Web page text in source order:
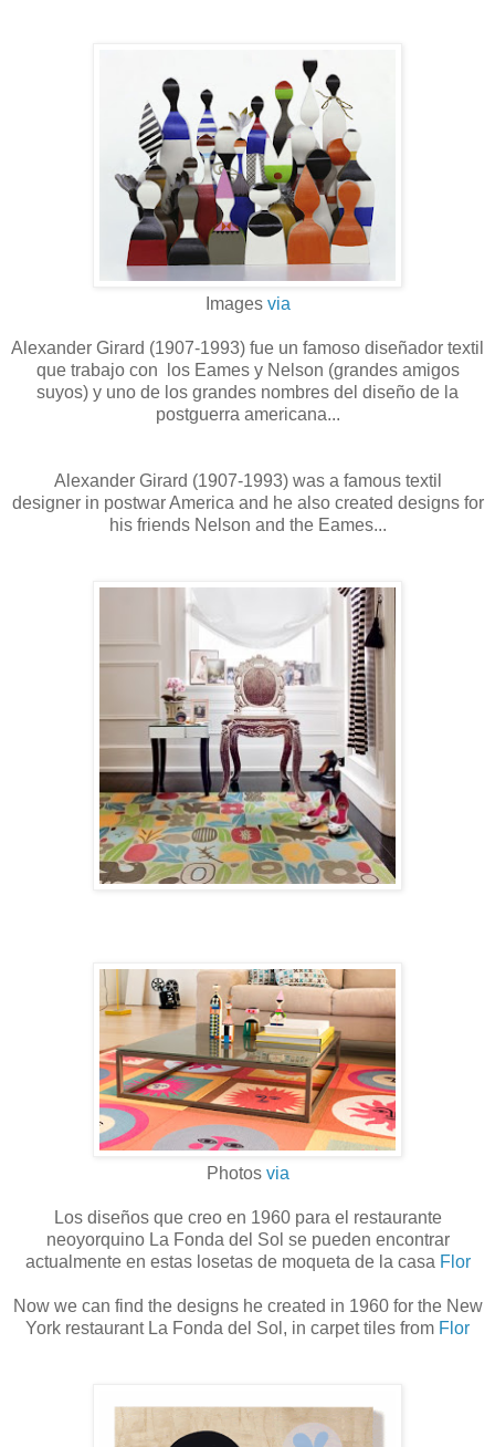
Images via
Alexander Girard (1907-1993) fue un famoso diseñador textil
que trabajo con los Eames y Nelson (grandes amigos
suyos) y uno de los grandes nombres del diseño de la
postguerra americana...
Alexander Girard (1907-1993) was a famous textil
designer in postwar America and he also created designs for
his friends Nelson and the Eames...
Photosvia
Los diseños que creo en 1960 para el restaurante
neoyorquino La Fonda del Sol se pueden encontrar
actualmente en estas losetas de moqueta de la casa Flor
Now we can find the designs he created in 1960 for the New
York restaurant La Fonda del Sol, in carpet tiles from Flor